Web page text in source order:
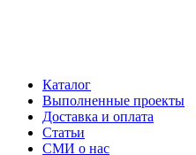
Каталог
Выполненные проекты
Доставка и оплата
Статьи
СМИ о нас